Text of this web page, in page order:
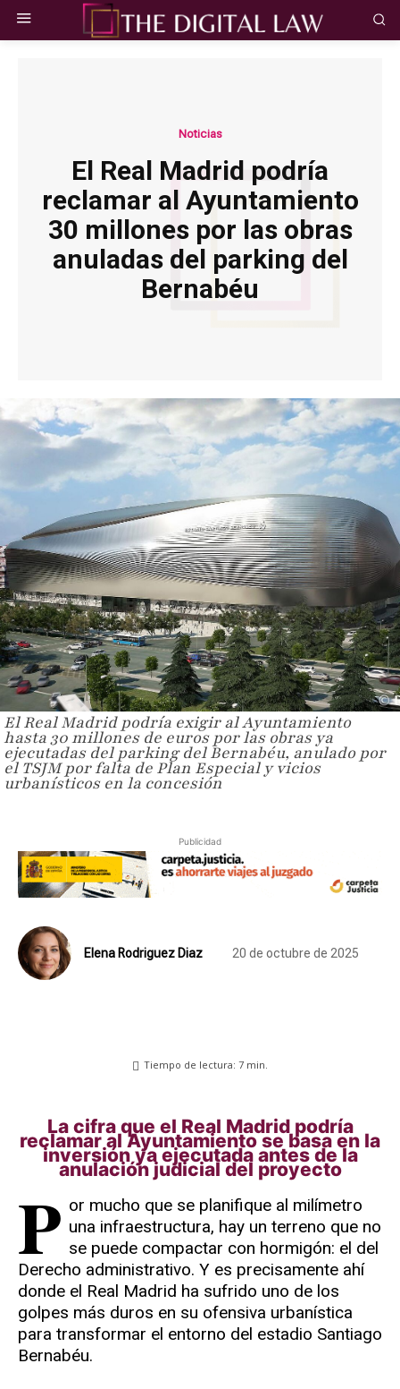
Noticias
El Real Madrid podría
reclamar al Ayuntamiento
30 millones por las obras
anuladas del parking del
Bernabéu
El Real Madrid podría exigir al Ayuntamiento
hasta 30 millones de euros por las obras ya
ejecutadas del parking del Bernabéu, anulado por
el TSJM por falta de Plan Especial y vicios
urbanísticos en la concesión
Publicidad
Elena Rodriguez Diaz 20 de octubre de 2025
Tiempo de lectura: 7 min.
La cifra que el Real Madrid podría
reclamar al Ayuntamiento se basa en la
inversión ya ejecutada antes de la
anulación judicial del proyecto
P or mucho que se planifique al milímetro
una infraestructura, hay un terreno que no
se puede compactar con hormigón: el del
Derecho administrativo. Y es precisamente ahí
donde el Real Madrid ha sufrido uno de los
golpes más duros en su ofensiva urbanística
para transformar el entorno del estadio Santiago
Bernabéu.